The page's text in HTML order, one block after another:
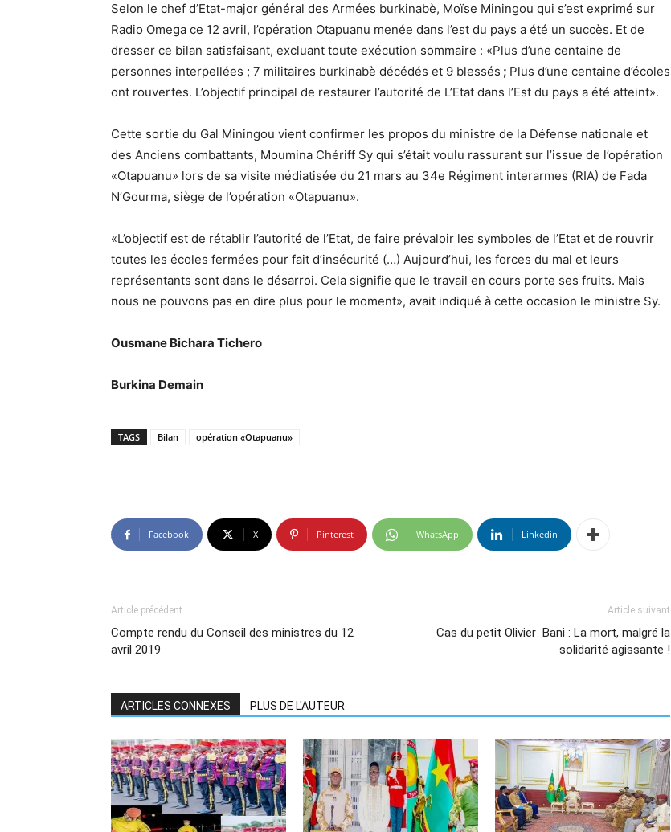
Selon le chef d’Etat-major général des Armées burkinabè, Moïse Miningou qui s’est exprimé sur
Radio Omega ce 12 avril, l’opération Otapuanu menée dans l’est du pays a été un succès. Et de
dresser ce bilan satisfaisant, excluant toute exécution sommaire : «Plus d’une centaine de
personnes interpellées ; 7 militaires burkinabè décédés et 9 blessés ; Plus d’une centaine d’écoles
ont rouvertes. L’objectif principal de restaurer l’autorité de L’Etat dans l’Est du pays a été atteint».
Cette sortie du Gal Miningou vient confirmer les propos du ministre de la Défense nationale et
des Anciens combattants, Moumina Chériff Sy qui s’était voulu rassurant sur l’issue de l’opération
«Otapuanu» lors de sa visite médiatisée du 21 mars au 34e Régiment interarmes (RIA) de Fada
N’Gourma, siège de l’opération «Otapuanu».
«L’objectif est de rétablir l’autorité de l’Etat, de faire prévaloir les symboles de l’Etat et de rouvrir
toutes les écoles fermées pour fait d’insécurité (…) Aujourd’hui, les forces du mal et leurs
représentants sont dans le désarroi. Cela signifie que le travail en cours porte ses fruits. Mais
nous ne pouvons pas en dire plus pour le moment», avait indiqué à cette occasion le ministre Sy.
Ousmane Bichara Tichero
Burkina Demain
TAGS Bilan opération «Otapuanu»
Facebook X Pinterest WhatsApp Linkedin
Article précédent
Compte rendu du Conseil des ministres du 12
avril 2019
Article suivant
Cas du petit Olivier Bani : La mort, malgré la
solidarité agissante !
ARTICLES CONNEXES PLUS DE L'AUTEUR